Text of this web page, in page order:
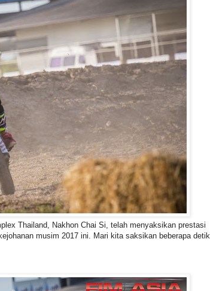
Thailand, Nakhon Chai Si, telah menyaksikan prestasi
musim 2017 ini. Mari kita saksikan beberapa detik